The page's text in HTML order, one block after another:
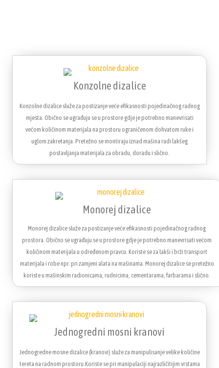
Konzolne dizalice
Konzolne dizalice služe za postizanje veće efikasnosti pojedinačnog radnog
mjesta. Obično se ugrađuju se u prostore gdje je potrebno manevrisati
većom količinom materijala na prostoru ograničenom dohvatom ruke i
uglom zakretanja. Pretežno se montiraju iznad mašina radi lakšeg
postavljanja materijala za obradu, doradu i slično.
Monorej dizalice
Monorej dizalice služe za postizanje veće efikasnosti pojedinačnog radnog
prostora. Obično se ugrađuju se u prostore gdje je potrebno manevrisati većom
količinom materijala u određenom pravcu. Koriste se za lakši i brži transport
materijala i robe npr. pri zamjeni alata na mašinama. Monorej dizalice se pretežno
koriste u mašinskim radionicama, rudnicima, cementarama, farbarama i slično.
Jednogredni mosni kranovi
Jednogredne mosne dizalice (kranovi) služe za manipulisanje velike količine
tereta na radnom prostoru.Koriste se pri manipulaciji najrazličitijim vrstama